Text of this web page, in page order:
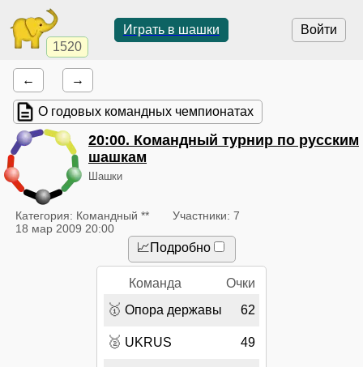
1520
Войти
Играть в шашки
← →
О годовых командных чемпионатах
20:00. Командный турнир по русским
шашкам
Шашки
Категория: Командный **
Участники: 7
18 мар 2009 20:00
📈Подробно
Команда Очки
🥇 Опора державы 62
🥈 UKRUS 49